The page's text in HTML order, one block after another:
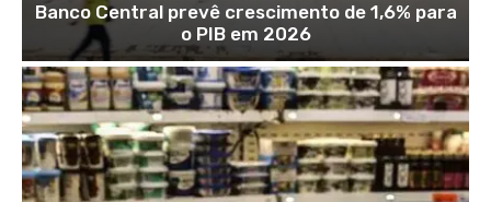
Banco Central prevê crescimento de 1,6% para
o PIB em 2026